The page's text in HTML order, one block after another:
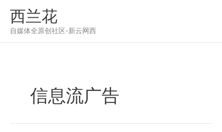
西兰花
自媒体全原创社区-新云网西
信息流广告